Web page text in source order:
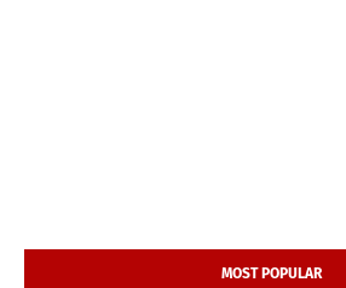
MOST POPULAR